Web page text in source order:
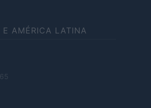
E AMÉRICA LATINA